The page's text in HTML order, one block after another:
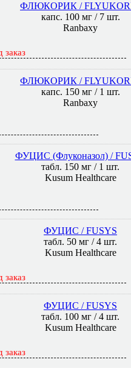
ФЛЮКОРИК /
капс. 100 мг / 7 шт.
Ranbaxy
заказ
ФЛЮКОРИК /
капс. 150 мг / 1 шт.
Ranbaxy
ФУЦИС (Флуконазол) /
табл. 150 мг / 1 шт.
Kusum Healthcare
ФУЦИС / FUSYS
табл. 50 мг / 4 шт.
Kusum Healthcare
заказ
ФУЦИС / FUSYS
табл. 100 мг / 4 шт.
Kusum Healthcare
заказ